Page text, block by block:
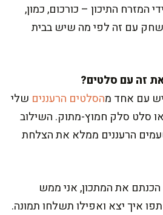
המזרח התיכון – כורכום, כמון,
עם זה לפי מה שיש בבית
עם אחד מהסלטים הרעננים שלי
או סלט סלק חמוץ-מתוק. השילוב
הרעננים ממלא את הצלחת
את המתכון, אני ממש
איך יצא ואפילו תשלחו תמונה.